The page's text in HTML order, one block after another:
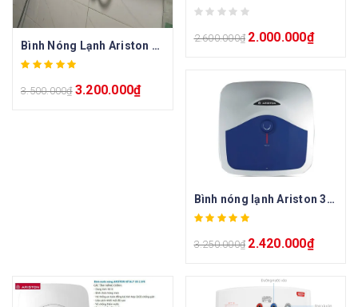
Bình Nóng Lạnh Ariston 30 Lít SL3 30SL
3.500.000₫ 3.200.000₫
2.600.000₫ 2.000.000₫
Bình nóng lạnh Ariston 30L Blu 30R
3.250.000₫ 2.420.000₫